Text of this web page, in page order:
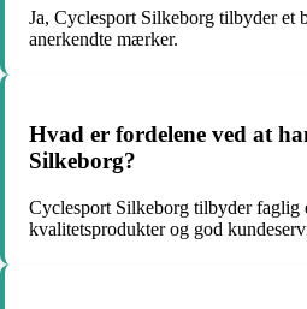
Ja, Cyclesport Silkeborg tilbyder et
anerkendte mærker.
Hvad er fordelene ved at
Silkeborg?
Cyclesport Silkeborg tilbyder faglig
kvalitetsprodukter og god